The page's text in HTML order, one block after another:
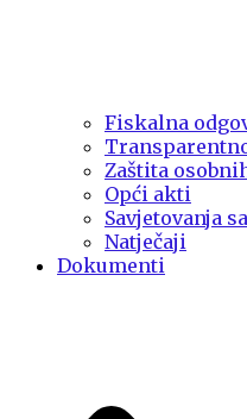
Fiskalna
Zaštita
Opći akti
Savjetovanja
Natječaji
Dokumenti